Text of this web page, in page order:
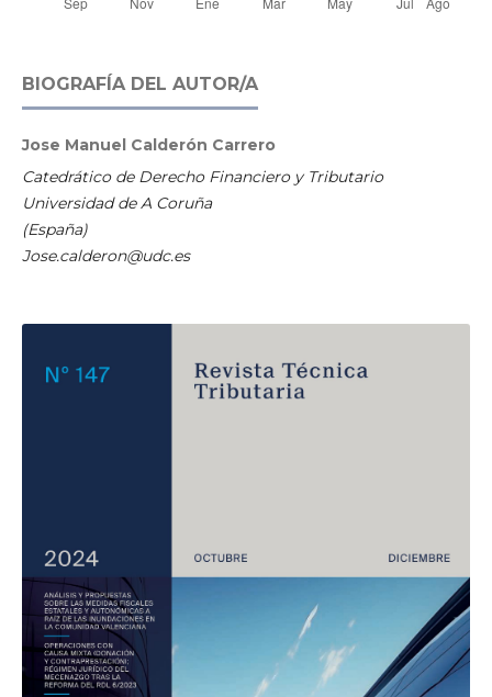
BIOGRAFÍA DEL AUTOR/A
Jose Manuel Calderón Carrero
Catedrático de Derecho Financiero y Tributario
Universidad de A Coruña
(España)
Jose.calderon@udc.es